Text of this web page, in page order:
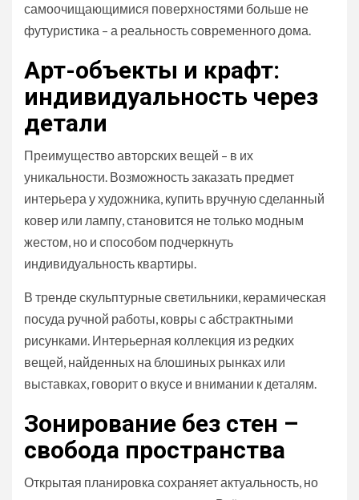
самоочищающимися поверхностями больше не
футуристика – а реальность современного дома.
Арт-объекты и крафт:
индивидуальность через
детали
Преимущество авторских вещей – в их
уникальности. Возможность заказать предмет
интерьера у художника, купить вручную сделанный
ковер или лампу, становится не только модным
жестом, но и способом подчеркнуть
индивидуальность квартиры.
В тренде скульптурные светильники, керамическая
посуда ручной работы, ковры с абстрактными
рисунками. Интерьерная коллекция из редких
вещей, найденных на блошиных рынках или
выставках, говорит о вкусе и внимании к деталям.
Зонирование без стен –
свобода пространства
Открытая планировка сохраняет актуальность, но